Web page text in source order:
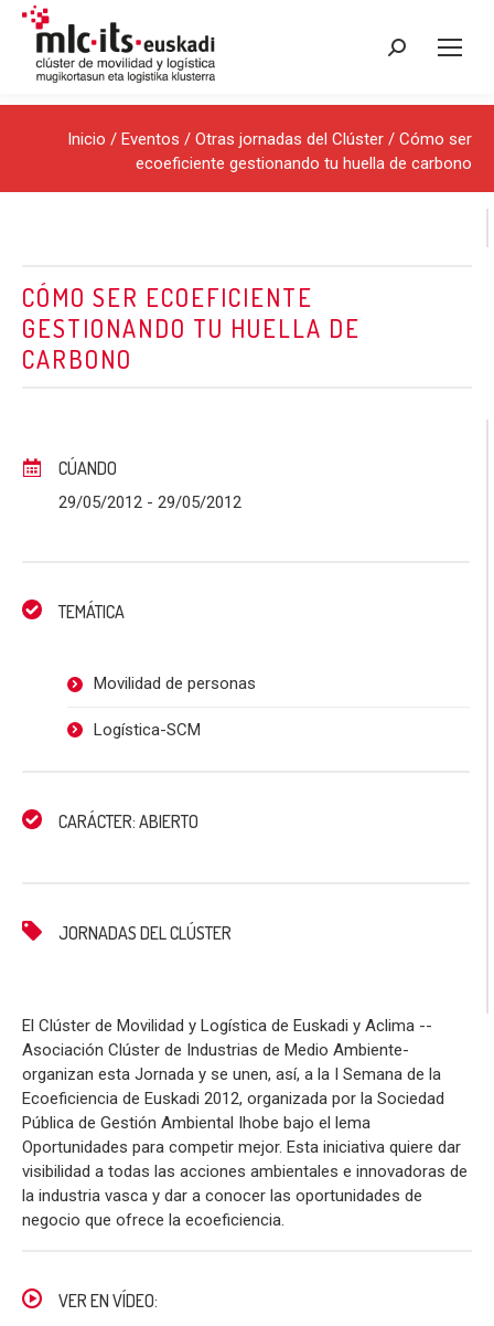
Buscar:
Inicio / Eventos / Otras jornadas del Clúster / Cómo ser
ecoeficiente gestionando tu huella de carbono
CÓMO SER ECOEFICIENTE
GESTIONANDO TU HUELLA DE
CARBONO
CÚANDO
29/05/2012 - 29/05/2012
TEMÁTICA
Movilidad de personas
Logística-SCM
CARÁCTER: ABIERTO
JORNADAS DEL CLÚSTER
El Clúster de Movilidad y Logística de Euskadi y Aclima --
Asociación Clúster de Industrias de Medio Ambiente-
organizan esta Jornada y se unen, así, a la I Semana de la
Ecoeficiencia de Euskadi 2012, organizada por la Sociedad
Pública de Gestión Ambiental Ihobe bajo el lema
Oportunidades para competir mejor. Esta iniciativa quiere dar
visibilidad a todas las acciones ambientales e innovadoras de
la industria vasca y dar a conocer las oportunidades de
negocio que ofrece la ecoeficiencia.
VER EN VÍDEO: